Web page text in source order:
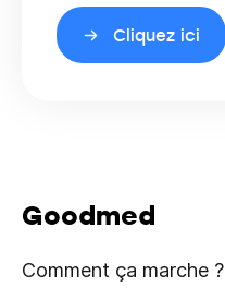
Cliquez ici
Goodmed
Comment ça marche ?